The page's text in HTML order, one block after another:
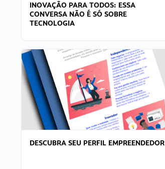
INOVAÇÃO PARA TODOS: ESSA
CONVERSA NÃO É SÓ SOBRE
TECNOLOGIA
DESCUBRA SEU PERFIL EMPREENDEDOR